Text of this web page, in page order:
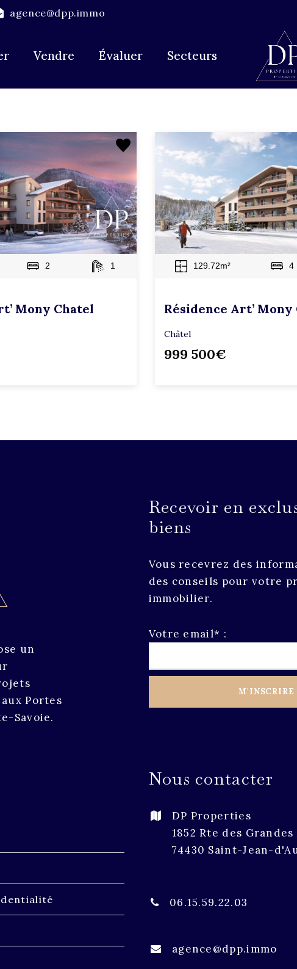
agence@dpp.immo
Vendre Évaluer Secteurs
2 1
Mony Chatel
129.72m² 4
Résidence Art’ Mony
Châtel
999 500€
un
Portes
Savoie.
Recevoir en
biens
Vous recevrez des
des conseils pour votre
immobilier.
Votre email* :
Nous contacter
DP Properties
1852 Rte des Grandes
74430 Saint-Jean-
06.15.59.22.03
agence@dpp.immo